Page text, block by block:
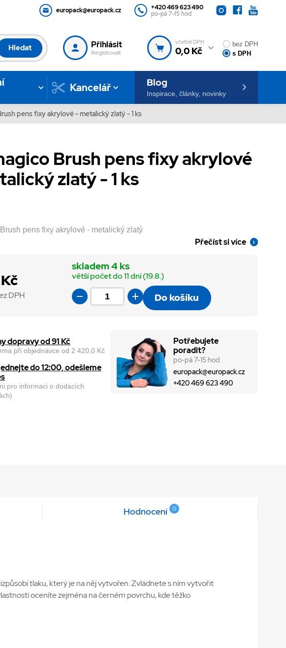
europack@europack.cz
+420 469 623 490
po-pá 7-15 hod
Hledat Přihlásit
Registrovat
včetně DPH
0,0 Kč
bez DPH
s DPH
Kancelář Blog
Inspirace, články, novinky
pens fixy akrylové - metalický zlatý - 1 ks
Brush pens fixy akrylové
zlatý - 1 ks
pens fixy akrylové - metalický zlatý
Přečíst si více
DPH
skladem 4 ks
větší počet do 11 dní (19.8.)
Do košíku
dopravy od 91 Kč
při objednávce od 2 420,0 Kč
do 12:00, odešleme
pro informaci o dodacích
Potřebujete
poradit?
po-pá 7-15 hod
europack@europack.cz
+420 469 623 490
Hodnocení 0
tlaku, který je na něj vytvořen. Zvládnete s ním vytvořit
oceníte zejména na černém povrchu, kde těžko